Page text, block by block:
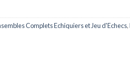
Complets Echiquiers et Jeu d'Echecs,